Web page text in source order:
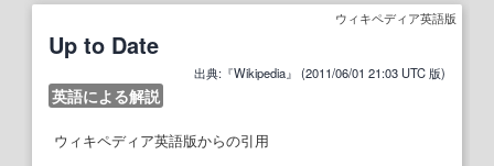
ウィキペディア英語版
Up to Date
出典:『Wikipedia』 (2011/06/01 21:03 UTC 版)
英語による解説
ウィキペディア英語版からの引用